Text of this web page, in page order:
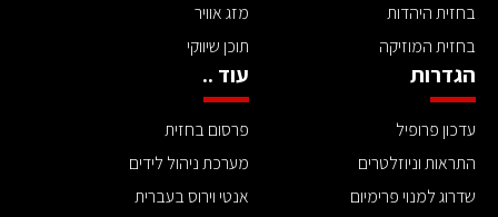
בחזית היהדות
בחזית המוזיקה
מזג אוויר
תוכן שיווקי
הגדרות
עדכון פרופיל
התראות וניוזלטרים
שדרוג למנוי פרימיום
עוד ..
פרסום בחזית
מערכת ניהול לידים
אנטי וירוס בעברית